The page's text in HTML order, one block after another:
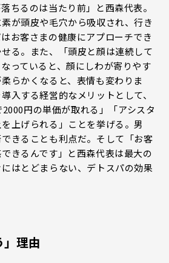
ちるのは当たり前」と西森代表。
素が頭皮や毛穴から吸収され、行き
お客さまの健康にアプローチでき
る。また、「頭皮と顔は連続して
っていると、顔にしわが寄りやす
らかくなると、表情も変わりま
入する経営的なメリットとして、
2000円の単価が取れる」「アシスタ
上げられる」ことを挙げる。男
きることも利点だ。そして「お客
きるんです」と西森代表は最大の
はとどまらない、デトスパの効果
理由